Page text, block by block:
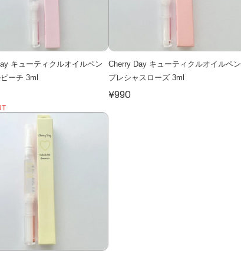
キューティクルオイルペン
ーチ 3ml
Cherry Day キューティクルオイルペン
プレシャスローズ 3ml
¥990